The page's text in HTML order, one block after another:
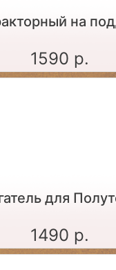
на
1590 р.
для
1490 р.